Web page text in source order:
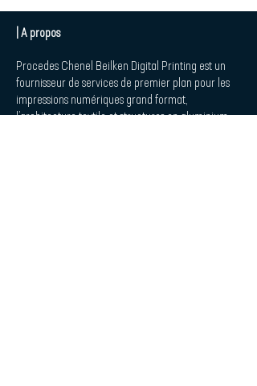
| A propos
Procedes Chenel Beilken Digital Printing est un
fournisseur de services de premier plan pour les
impressions numériques grand format,
l’architecture textile et structures en aluminium.